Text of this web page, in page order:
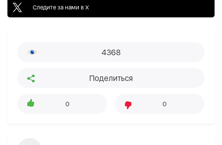
Следите за нами в X
4368
Поделиться
0 0